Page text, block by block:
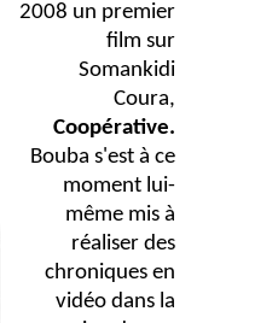
2008 un premier
film sur
Somankidi
Coura,
Coopérative.
Bouba s'est à ce
moment lui-
même mis à
réaliser des
chroniques en
vidéo dans la